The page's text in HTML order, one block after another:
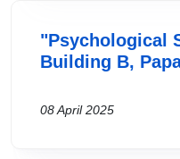
"Psychological
Building B,
08 April 2025